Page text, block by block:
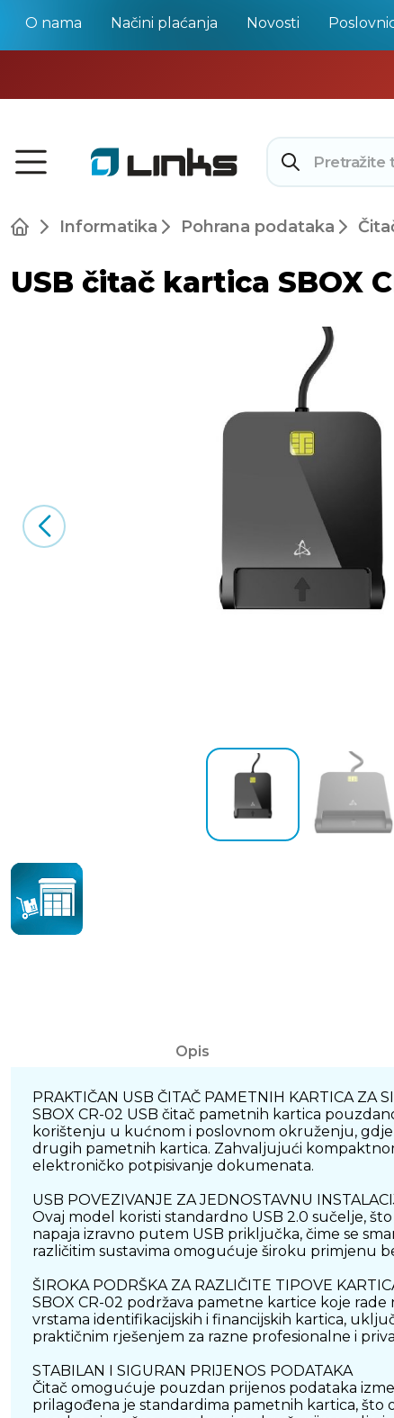
O nama Načini plaćanja Novosti
Informatika Pohrana podataka
USB čitač kartica SBOX
Opis
PRAKTIČAN USB ČITAČ PAMETNIH KARTICA ZA
SBOX CR-02 USB čitač pametnih kartica
korištenju u kućnom i poslovnom okruženju,
drugih pametnih kartica. Zahvaljujući
elektroničko potpisivanje dokumenata.
USB POVEZIVANJE ZA JEDNOSTAVNU
Ovaj model koristi standardno USB 2.0 sučelje,
napaja izravno putem USB priključka, čime se
različitim sustavima omogućuje široku primjenu
ŠIROKA PODRŠKA ZA RAZLIČITE TIPOVE
SBOX CR-02 podržava pametne kartice koje rade
vrstama identifikacijskih i financijskih kartica,
praktičnim rješenjem za razne profesionalne i
STABILAN I SIGURAN PRIJENOS PODATAKA
Čitač omogućuje pouzdan prijenos podataka
prilagođena je standardima pametnih kartica,